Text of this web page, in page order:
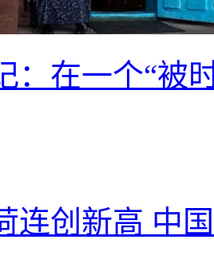
：在一个“被
连创新高 中